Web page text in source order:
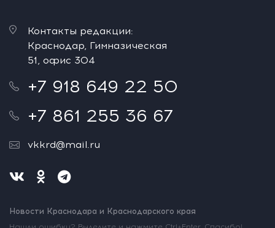
Контакты редакции:
Краснодар, Гимназическая
51, офис 304
+7 918 649 22 50
+7 861 255 36 67
vkkrd@mail.ru
Новости Краснодара и Краснодарского края